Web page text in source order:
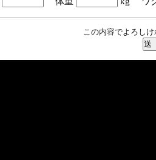
この内容でよろし